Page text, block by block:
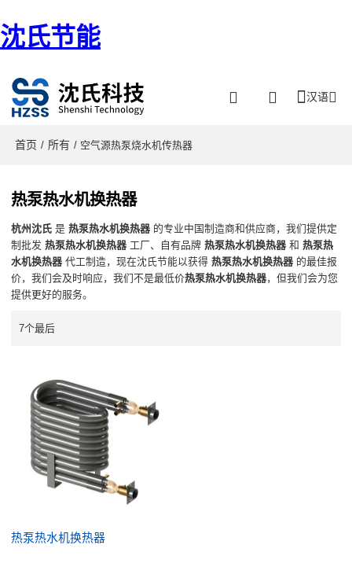
沈氏节能
汉语
首页 / 所有 / 空气源热泵烧水机传热器
热泵热水机换热器
杭州沈氏 是热泵热水机换热器 的专业中国制造商和供应商，我们提供定
制批发热泵热水机换热器 工厂、自有品牌热泵热水机换热器 和热泵热
水机换热器 代工制造，现在沈氏节能以获得热泵热水机换热器 的最佳报
价，我们会及时响应，我们不是最低价热泵热水机换热器，但我们会为您
提供更好的服务。
7个最后
热泵热水机换热器